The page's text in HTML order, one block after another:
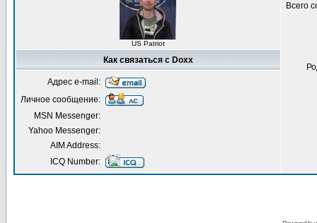
US Patriot
Всего
Как связаться с Doxx
Адрес e-mail:
Личное сообщение:
MSN Messenger:
Yahoo Messenger:
AIM Address:
ICQ Number: